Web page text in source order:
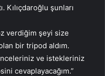
Kılıçdaroğlu şunları
verdiğim şeyi size
bir tripod aldım.
ve istekleriniz
cevaplayacağım.”